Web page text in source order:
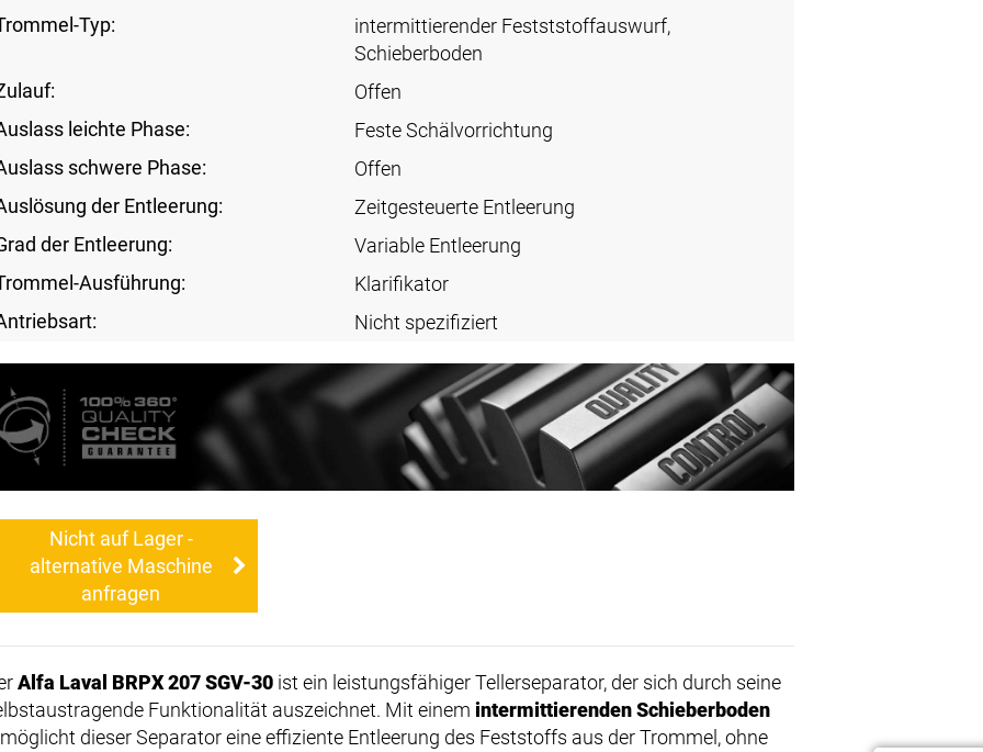
Typ:
intermittierender Festststoffauswurf,
Schieberboden
Offen
leichte Phase:
Feste Schälvorrichtung
schwere Phase:
Offen
der Entleerung:
Zeitgesteuerte Entleerung
der Entleerung:
Variable Entleerung
Ausführung:
Klarifikator
Nicht spezifiziert
Nicht auf Lager -
alternative Maschine
anfragen
Alfa Laval BRPX 207 SGV-30 ist ein leistungsfähiger Tellerseparator, der sich durch seine
Funktionalität auszeichnet. Mit einem intermittierenden Schieberboden
dieser Separator eine effiziente Entleerung des Feststoffs aus der Trommel, ohne